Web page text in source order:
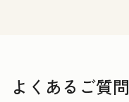
よくあるご質問